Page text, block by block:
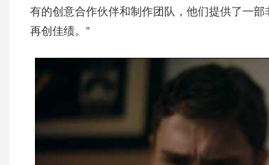
有的创意合作伙伴和制作团队，他们提供了一
再创佳绩。”